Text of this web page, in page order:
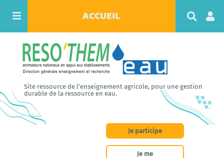
ACCUEIL
c
e
r
Site ressource de l'enseignement agricole, pour une gestion
durable de la ressource en eau.
Je participe
Je me